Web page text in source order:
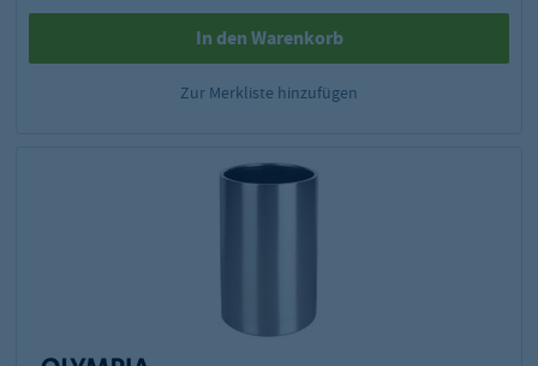
In den Warenkorb
Zur Merkliste hinzufügen